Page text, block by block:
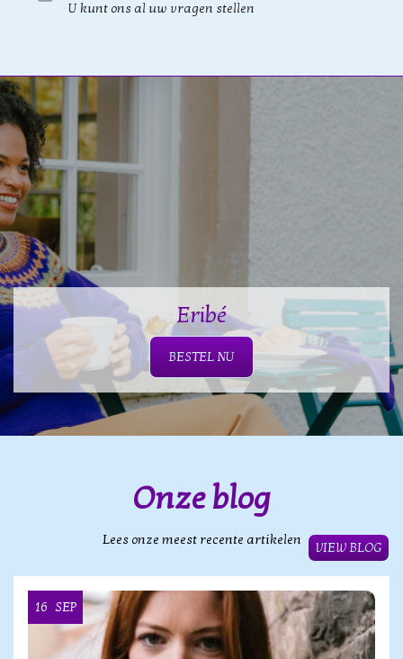
U kunt ons al uw vragen stellen
Eribé
BESTEL NU
Onze blog
Lees onze meest recente artikelen
VIEW BLOG
16 SEP